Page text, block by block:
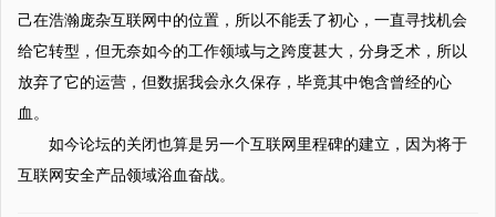
己在浩瀚庞杂互联网中的位置，所以不能丢了初心，一直寻找机会
给它转型，但无奈如今的工作领域与之跨度甚大，分身乏术，所以
放弃了它的运营，但数据我会永久保存，毕竟其中饱含曾经的心
血。
如今论坛的关闭也算是另一个互联网里程碑的建立，因为将于
互联网安全产品领域浴血奋战。